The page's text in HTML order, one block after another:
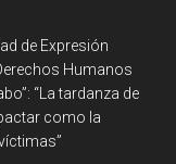
de Expresión
Humanos
“La tardanza de
como la